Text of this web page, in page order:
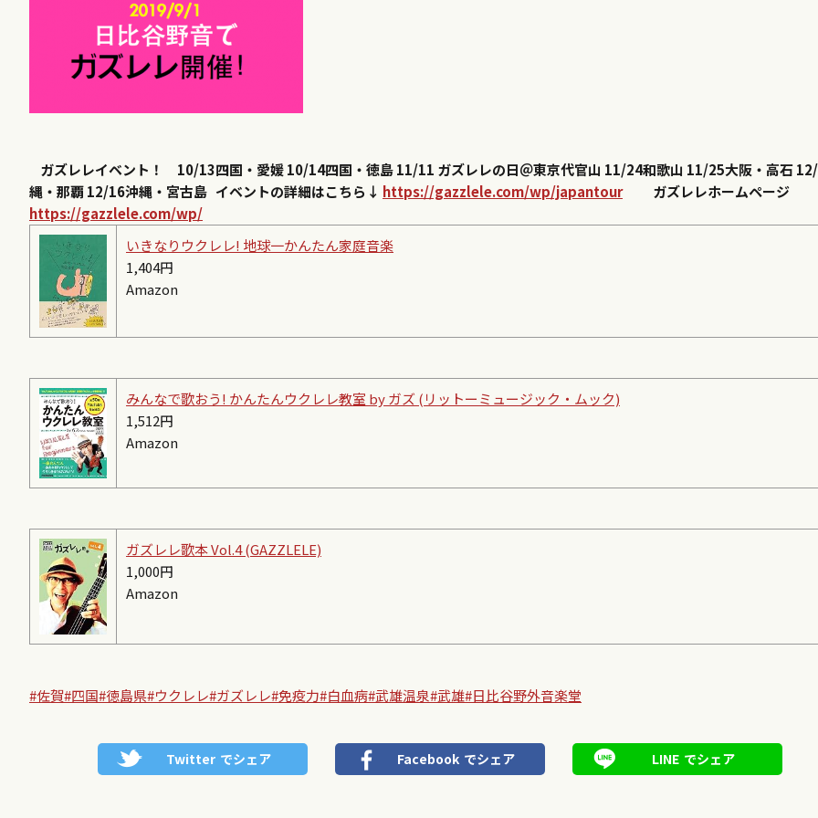
ガズレレイベント！ 10/13四国・愛媛10/14四国・徳島11/11 ガズレレの日＠東京代官山 11/24和歌山 11/25大阪・高石
縄・那覇12/16沖縄・宮古島 イベントの詳細はこちら↓ https://gazzlele.com/wp/japantour
ガズレレホームページ
https://gazzlele.com/wp/
いきなりウクレレ! 地球一かんたん家庭音楽
1,404円
Amazon
みんなで歌おう! かんたんウクレレ教室 by ガズ (リットーミュージック・ムック)
1,512円
Amazon
ガズレレ歌本 Vol.4 (GAZZLELE)
1,000円
Amazon
#佐賀#四国#徳島県#ウクレレ#ガズレレ#免疫力#白血病#武雄温泉#武雄#日比谷野外音楽堂
Twitter でシェア Facebook でシェア LINE でシェア